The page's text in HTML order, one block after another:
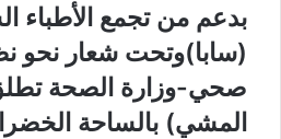
بدعم من تجمع الأطباء
(سابا)وتحت شعار نحو
صحي-وزارة الصحة
المشي) بالساحة